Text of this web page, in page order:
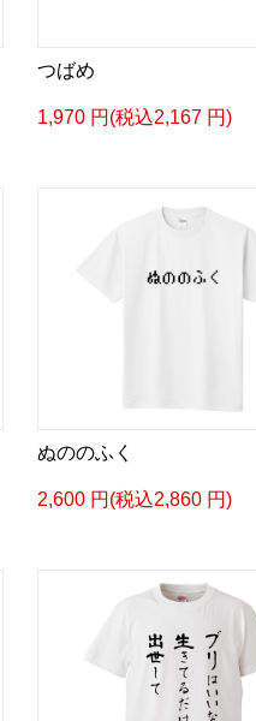
つばめ
1,970 円(税込2,167 円)
ぬののふく
2,600 円(税込2,860 円)